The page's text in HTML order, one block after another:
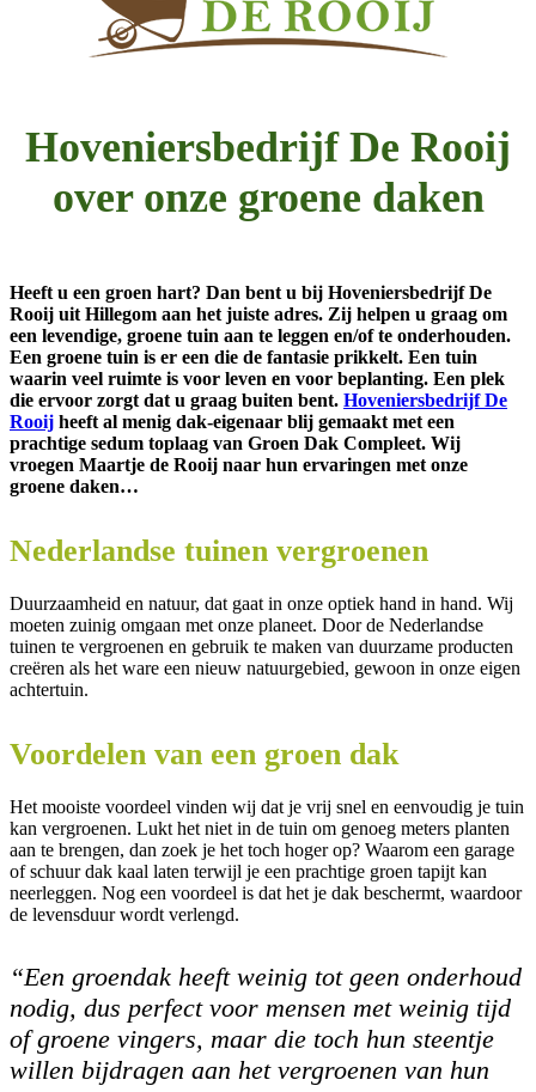
Hoveniersbedrijf De Rooij
over onze groene daken
Heeft u een groen hart? Dan bent u bij Hoveniersbedrijf De
Rooij uit Hillegom aan het juiste adres. Zij helpen u graag om
een levendige, groene tuin aan te leggen en/of te onderhouden.
Een groene tuin is er een die de fantasie prikkelt. Een tuin
waarin veel ruimte is voor leven en voor beplanting. Een plek
die ervoor zorgt dat u graag buiten bent. Hoveniersbedrijf De
Rooij heeft al menig dak-eigenaar blij gemaakt met een
prachtige sedum toplaag van Groen Dak Compleet. Wij
vroegen Maartje de Rooij naar hun ervaringen met onze
groene daken…
Nederlandse tuinen vergroenen
Duurzaamheid en natuur, dat gaat in onze optiek hand in hand. Wij
moeten zuinig omgaan met onze planeet. Door de Nederlandse
tuinen te vergroenen en gebruik te maken van duurzame producten
creëren als het ware een nieuw natuurgebied, gewoon in onze eigen
achtertuin.
Voordelen van een groen dak
Het mooiste voordeel vinden wij dat je vrij snel en eenvoudig je tuin
kan vergroenen. Lukt het niet in de tuin om genoeg meters planten
aan te brengen, dan zoek je het toch hoger op? Waarom een garage
of schuur dak kaal laten terwijl je een prachtige groen tapijt kan
neerleggen. Nog een voordeel is dat het je dak beschermt, waardoor
de levensduur wordt verlengd.
“Een groendak heeft weinig tot geen onderhoud
nodig, dus perfect voor mensen met weinig tijd
of groene vingers, maar die toch hun steentje
willen bijdragen aan het vergroenen van hun